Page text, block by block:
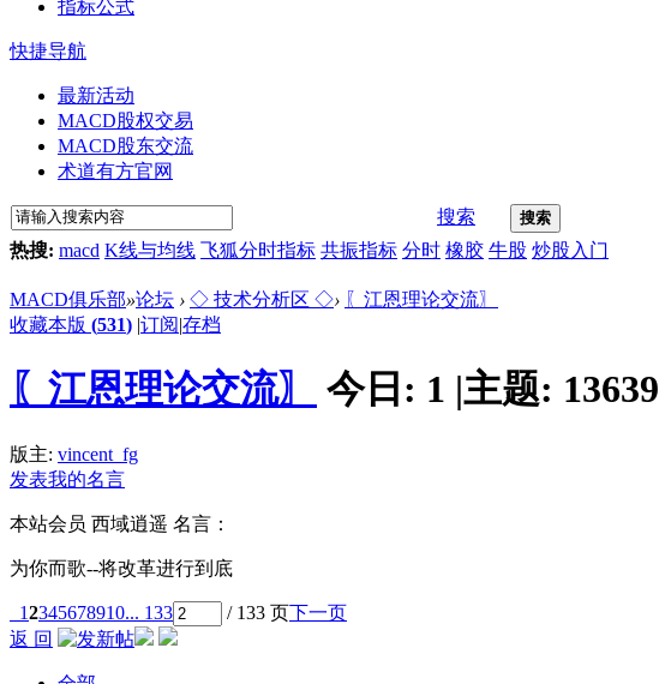
指标公式
快捷导航
最新活动
MACD股权交易
MACD股东交流
术道有方官网
搜索 搜索
热搜: macd K线与均线 飞狐分时指标 共振指标 分时 橡胶 牛股 炒股入门
MACD俱乐部»论坛 › ◇ 技术分析区 ◇› 〖江恩理论交流〗
收藏本版 (531) |订阅|存档
〖江恩理论交流〗 今日: 1 |主题: 13639
版主: vincent_fg
发表我的名言
本站会员 西域逍遥 名言：
为你而歌--将改革进行到底
12345678910... 133 / 133 页下一页
返 回